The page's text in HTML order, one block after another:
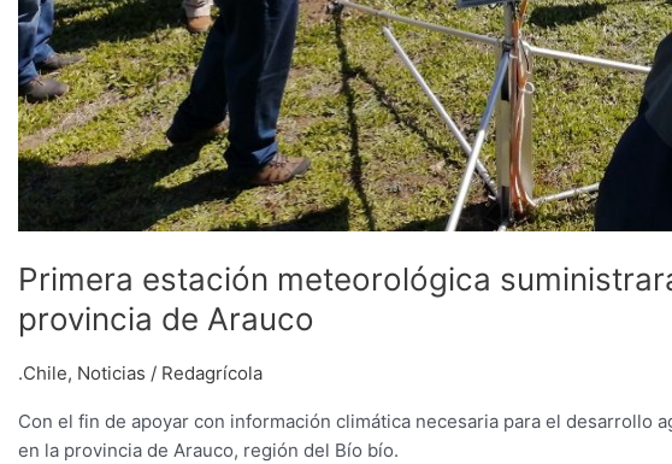
Primera estación meteorológica
provincia de Arauco
.Chile, Noticias / Redagrícola
Con el fin de apoyar con información climática necesaria para el desarrollo
en la provincia de Arauco, región del Bío bío.